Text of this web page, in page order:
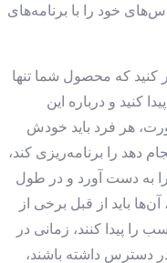
خود را با برنامه‌های
کنید که محصول شما تنها
کنید و درباره این
هر فرد باید خودش
دهد را برنامه‌ریزی کند،
را به دست آورد و در طول
باید از قبل برخی از
را پیدا کنند، زمانی در
دسترس داشته باشند،